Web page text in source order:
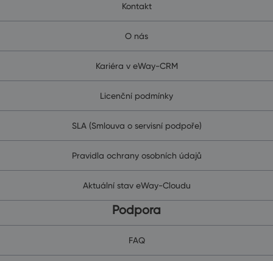
Kontakt
O nás
Kariéra v eWay-CRM
Licenční podmínky
SLA (Smlouva o servisní podpoře)
Pravidla ochrany osobních údajů
Aktuální stav eWay-Cloudu
Podpora
FAQ